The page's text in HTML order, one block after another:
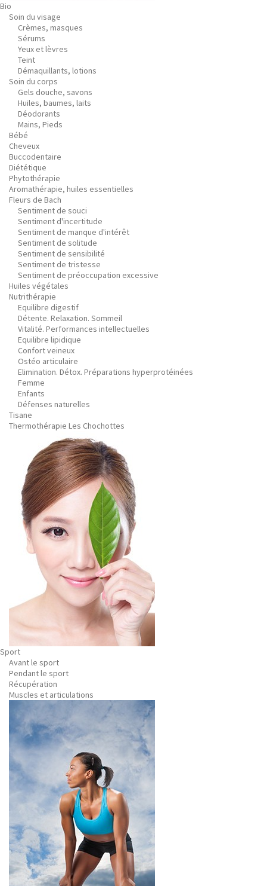
Bio
Soin du visage
Crèmes, masques
Sérums
Yeux et lèvres
Teint
Démaquillants, lotions
Soin du corps
Gels douche, savons
Huiles, baumes, laits
Déodorants
Mains, Pieds
Bébé
Cheveux
Buccodentaire
Diététique
Phytothérapie
Aromathérapie, huiles essentielles
Fleurs de Bach
Sentiment de souci
Sentiment d'incertitude
Sentiment de manque d'intérêt
Sentiment de solitude
Sentiment de sensibilité
Sentiment de tristesse
Sentiment de préoccupation excessive
Huiles végétales
Nutrithérapie
Equilibre digestif
Détente. Relaxation. Sommeil
Vitalité. Performances intellectuelles
Equilibre lipidique
Confort veineux
Ostéo articulaire
Elimination. Détox. Préparations hyperprotéinées
Femme
Enfants
Défenses naturelles
Tisane
Thermothérapie Les Chochottes
Sport
Avant le sport
Pendant le sport
Récupération
Muscles et articulations